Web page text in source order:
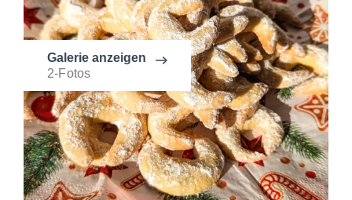
Galerie anzeigen
2-Fotos